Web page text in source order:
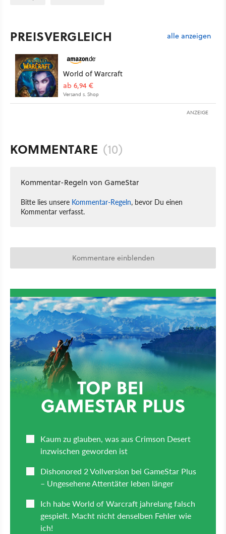
PREISVERGLEICH alle anzeigen
World of Warcraft
ab 6,94 €
Versand s. Shop
ANZEIGE
KOMMENTARE (10)
Kommentar-Regeln von GameStar
Bitte lies unsere Kommentar-Regeln, bevor Du einen
Kommentar verfasst.
Kommentare einblenden